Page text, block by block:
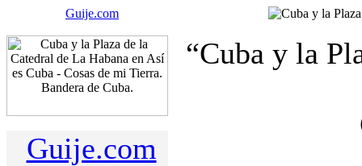
Guije.com
Guije.com
“Cuba y la